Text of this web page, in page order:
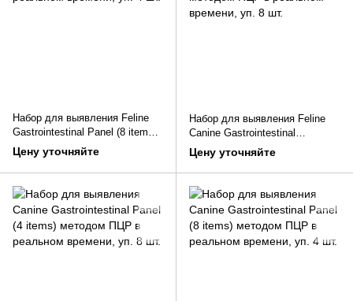
Набор для выявления Feline
Gastrointestinal Panel (8 items)
методом ПЦР в реальном
времени, уп. 4 шт.
Цену уточняйте
Набор для выявления Feline
Canine Gastrointestinal
Parasites Panel (4 items)
методом ПЦР в реальном
времени, уп. 8 шт.
Цену уточняйте